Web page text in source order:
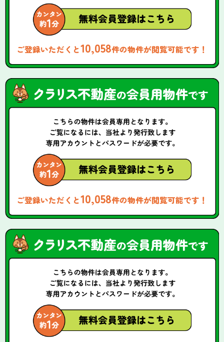
ご登録いただくと10,058件の物件が閲覧可能です！
ご登録いただくと10,058件の物件が閲覧可能です！